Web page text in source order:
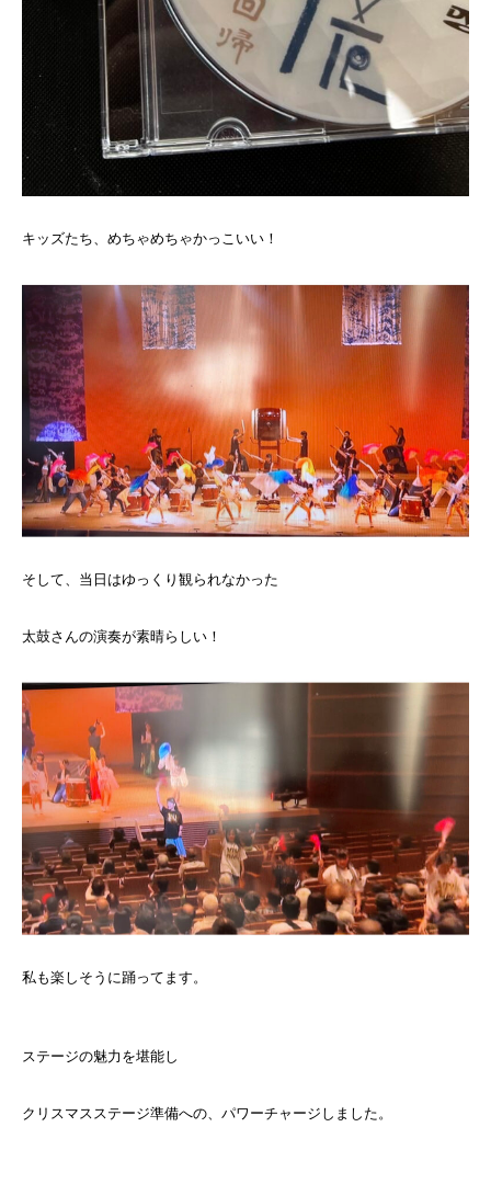
キッズたち、めちゃめちゃかっこいい！
そして、当日はゆっくり観られなかった
太鼓さんの演奏が素晴らしい！
私も楽しそうに踊ってます。
ステージの魅力を堪能し
クリスマスステージ準備への、パワーチャージしました。